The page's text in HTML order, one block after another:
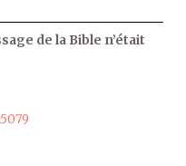
de la Bible n’était